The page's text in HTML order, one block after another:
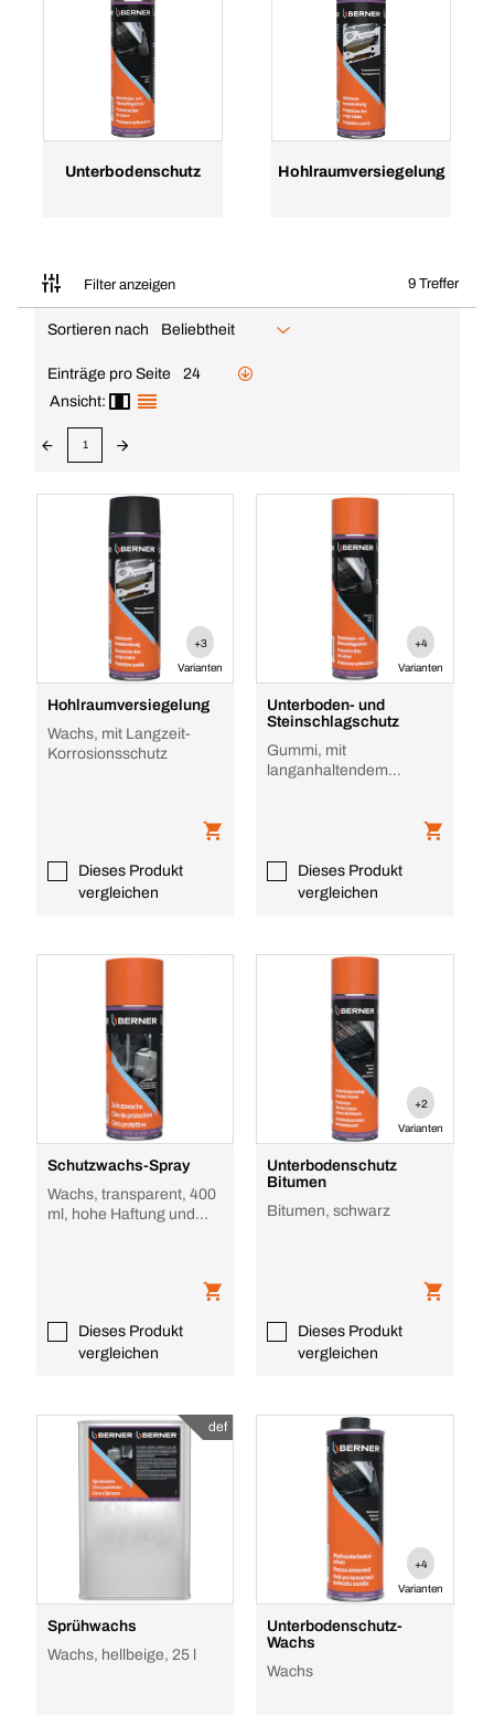
Unterbodenschutz Hohlraumversiegelung
Filter anzeigen 9 Treffer
Sortieren nach Beliebtheit
Einträge pro Seite
24
Ansicht:
1
+3
Varianten
Hohlraumversiegelung
Wachs, mit Langzeit-
Korrosionsschutz
Dieses Produkt
vergleichen
+4
Varianten
Unterboden- und
Steinschlagschutz
Gummi, mit
langanhaltendem
Dieses Produkt
vergleichen
Schutzwachs-Spray
Wachs, transparent, 400
ml, hohe Haftung und
Dieses Produkt
vergleichen
+2
Varianten
Unterbodenschutz
Bitumen
Bitumen, schwarz
Dieses Produkt
vergleichen
def
Sprühwachs
Wachs, hellbeige, 25 l
+4
Varianten
Unterbodenschutz-
Wachs
Wachs